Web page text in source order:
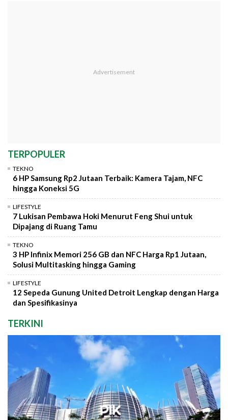
TERPOPULER
TEKNO
6 HP Samsung Rp2 Jutaan Terbaik: Kamera Tajam, NFC
hingga Koneksi 5G
LIFESTYLE
7 Lukisan Pembawa Hoki Menurut Feng Shui untuk
Dipajang di Ruang Tamu
TEKNO
3 HP Infinix Memori 256 GB dan NFC Harga Rp1 Jutaan,
Solusi Multitasking hingga Gaming
LIFESTYLE
12 Sepeda Gunung United Detroit Lengkap dengan Harga
dan Spesifikasinya
TERKINI